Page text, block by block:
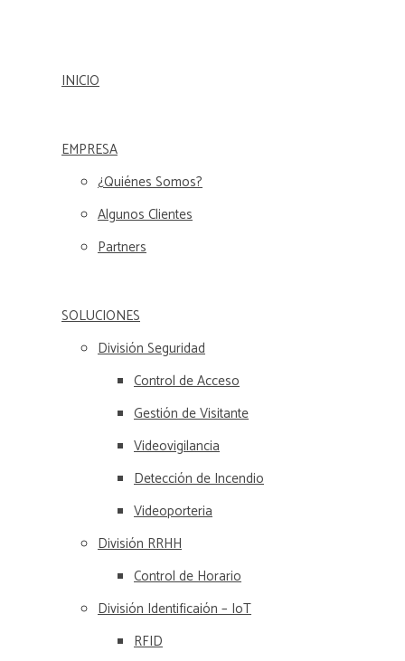
INICIO
EMPRESA
¿Quiénes Somos?
Algunos Clientes
Partners
SOLUCIONES
División Seguridad
Control de Acceso
Gestión de Visitante
Videovigilancia
Detección de Incendio
Videoporteria
División RRHH
Control de Horario
División Identificaión – IoT
RFID